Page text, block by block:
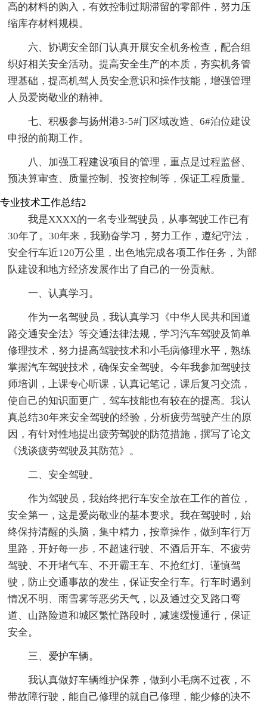
高的材料的购入，有效控制过期滞留的零部件，努力压
缩库存材料规模。
六、协调安全部门认真开展安全机务检查，配合组
织好相关安全活动。提高安全生产的本质，夯实机务管
理基础，提高机驾人员安全意识和操作技能，增强管理
人员爱岗敬业的精神。
七、积极参与扬州港3-5#门区域改造、6#泊位建设
申报的前期工作。
八、加强工程建设项目的管理，重点是过程监督、
预决算审查、质量控制、投资控制等，保证工程质量。
专业技术工作总结2
我是XXXX的一名专业驾驶员，从事驾驶工作已有
30年了。30年来，我勤奋学习，努力工作，遵纪守法，
安全行车近120万公里，出色地完成各项工作任务，为部
队建设和地方经济发展作出了自己的一份贡献。
一、认真学习。
作为一名驾驶员，我认真学习《中华人民共和国道
路交通安全法》等交通法律法规，学习汽车驾驶及简单
修理技术，努力提高驾驶技术和小毛病修理水平，熟练
掌握汽车驾驶技术，确保安全驾驶。今年我参加驾驶技
师培训，上课专心听课，认真记笔记，课后复习交流，
使自己的知识面更广，驾车技能也有较在的提高。我认
真总结30年来安全驾驶的经验，分析疲劳驾驶产生的原
因，有针对性地提出疲劳驾驶的防范措施，撰写了论文
《浅谈疲劳驾驶及其防范》。
二、安全驾驶。
作为驾驶员，我始终把行车安全放在工作的首位，
安全第一，这是爱岗敬业的基本要求。我在驾驶时，始
终保持清醒的头脑，集中精力，按章操作，做到车行万
里路，开好每一步，不超速行驶、不酒后开车、不疲劳
驾驶、不开堵气车、不开霸王车、不抢红灯、谨慎驾
驶，防止交通事故的发生，保证安全行车。行车时遇到
情况不明、雨雪雾等恶劣天气，以及通过交叉路口弯
道、山路险道和城区繁忙路段时，减速缓慢通行，保证
安全。
三、爱护车辆。
我认真做好车辆维护保养，做到小毛病不过夜，不
带故障行驶，能自己修理的就自己修理，能少修的决不